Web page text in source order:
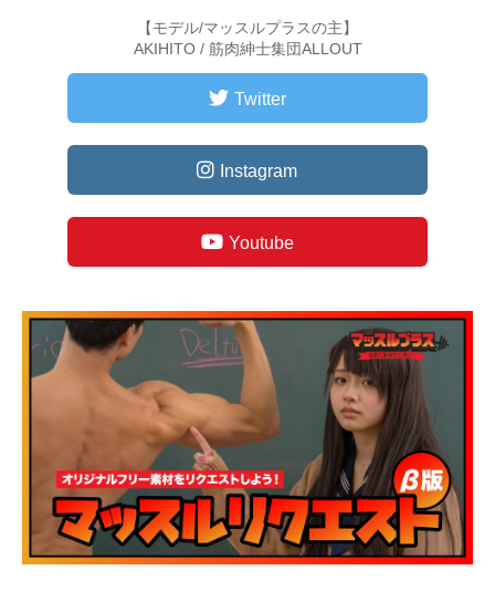
【モデル/マッスルプラスの主】
AKIHITO / 筋肉紳士集団ALLOUT
Twitter
Instagram
Youtube